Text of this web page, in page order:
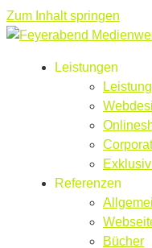
Zum Inhalt springen
Leistungen
Referenzen
Bücher